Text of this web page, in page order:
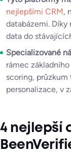
nejlepšími CRM,
databázemi.
data do
Specializované
rámec
scoring,
personalizace, v
4 nejlepší